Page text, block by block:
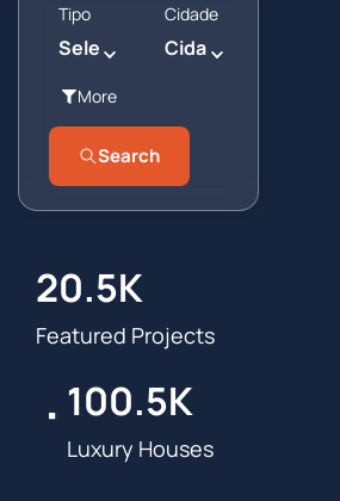
Tipo
Selecione o tipo
Cidade
Cidade
More
Search
20.5K
Featured Projects
100.5K
Luxury Houses